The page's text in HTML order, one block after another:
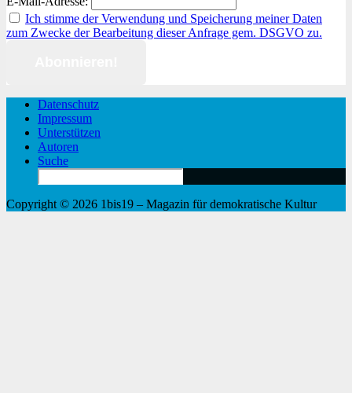
Ich stimme der Verwendung und Speicherung meiner Daten
zum Zwecke der Bearbeitung dieser Anfrage gem. DSGVO zu.
Datenschutz
Impressum
Unterstützen
Autoren
Suche
Search
for:
Copyright © 2026 1bis19 – Magazin für demokratische Kultur